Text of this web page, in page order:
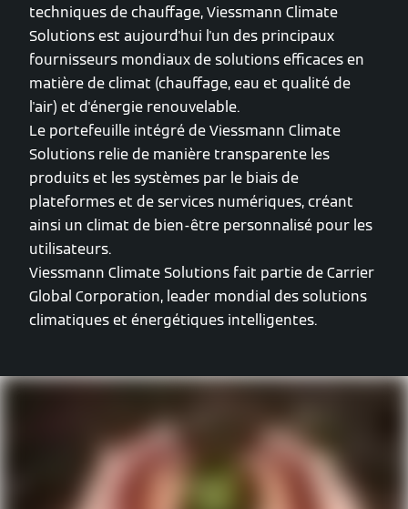
techniques de chauffage, Viessmann Climate
Solutions est aujourd'hui l'un des principaux
fournisseurs mondiaux de solutions efficaces en
matière de climat (chauffage, eau et qualité de
l'air) et d'énergie renouvelable.
Le portefeuille intégré de Viessmann Climate
Solutions relie de manière transparente les
produits et les systèmes par le biais de
plateformes et de services numériques, créant
ainsi un climat de bien-être personnalisé pour les
utilisateurs.
Viessmann Climate Solutions fait partie de Carrier
Global Corporation, leader mondial des solutions
climatiques et énergétiques intelligentes.